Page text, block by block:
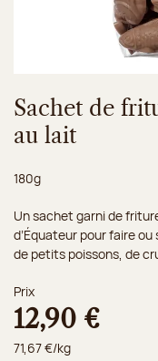
Sachet de
au lait
Poids net :
180g
Un sachet garni de
d’Équateur pour faire
de petits poissons, de
Prix
12,90 €
71,67 €/kg